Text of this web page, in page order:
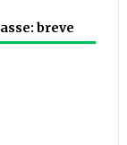
breve